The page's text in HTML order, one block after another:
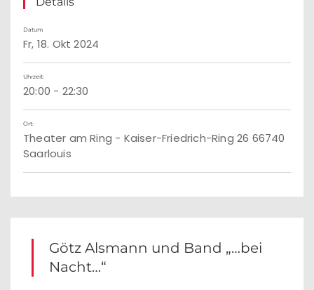
Datum
Fr, 18. Okt 2024
Uhrzeit:
20:00 - 22:30
Ort:
Theater am Ring - Kaiser-Friedrich-Ring 26 66740
Saarlouis
Götz Alsmann und Band „…bei
Nacht…“